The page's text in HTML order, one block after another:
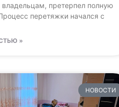
претерпел полную
перетяжки начался с
»
НОВОСТИ